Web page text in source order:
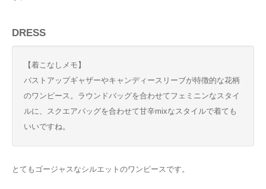
DRESS
【着こなしメモ】
バストアップギャザーやキャンディースリーブが特徴的な花柄
のワンピース。ラウンドバッグを合わせてフェミニンなスタイ
ルに、スクエアバッグを合わせて甘辛mixなスタイルで着ても
いいですね。
とてもゴージャスなシルエットのワンピースです。